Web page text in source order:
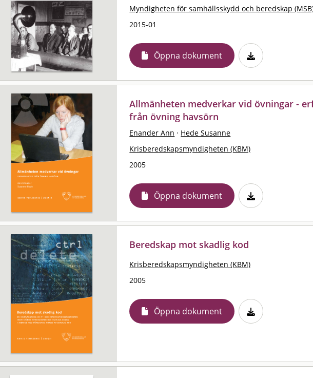
Myndigheten för samhällsskydd och beredskap
2015-01
Öppna dokument
Allmänheten medverkar vid övningar -
från övning havsörn
Enander Ann · Hede Susanne
Krisberedskapsmyndigheten (KBM)
2005
Öppna dokument
Beredskap mot skadlig kod
Krisberedskapsmyndigheten (KBM)
2005
Öppna dokument